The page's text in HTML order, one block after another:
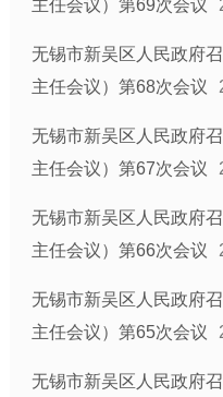
主任会议）第69次会议
无锡市新吴区人民政府
主任会议）第68次会议
无锡市新吴区人民政府
主任会议）第67次会议
无锡市新吴区人民政府
主任会议）第66次会议
无锡市新吴区人民政府
主任会议）第65次会议
无锡市新吴区人民政府